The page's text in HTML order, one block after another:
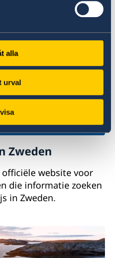
alla
urval
andere
(in het Engels)
Zweden
website voor
die informatie zoeken
in Zweden.